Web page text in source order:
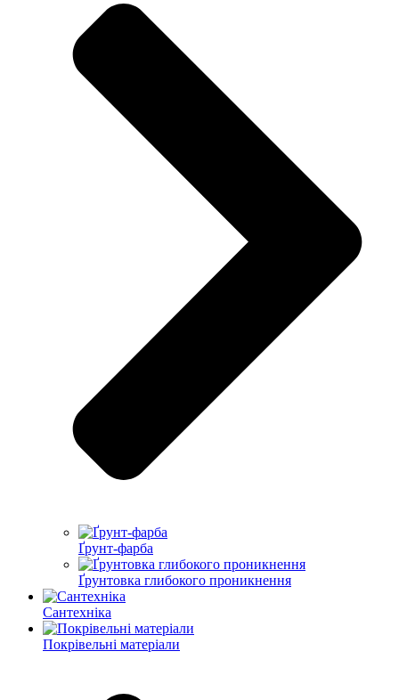
Ґрунт-фарба
Ґрунтовка глибокого проникнення
Сантехніка
Покрівельні матеріали